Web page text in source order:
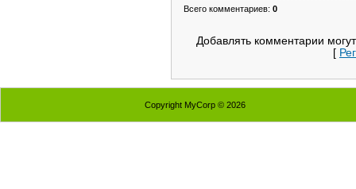
Всего комментариев: 0
Добавлять комментарии
[
Copyright MyCorp © 2026